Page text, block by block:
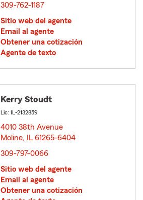
309-762-1187
Sitio web del agente
Email al agente
Obtener una cotización
Agente de texto
Kerry Stoudt
Lic: IL-2132859
4010 38th Avenue
Moline, IL 61265-6404
309-797-0066
Sitio web del agente
Email al agente
Obtener una cotización